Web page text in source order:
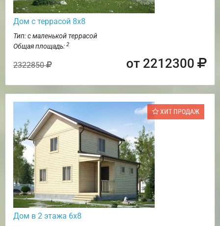
Дом с террасой 8х8
Тип: с маленькой террасой
Общая площадь: 2
2322850 от 2212300
ХИТ ПРОДАЖ
Дом в 2 этажа 6х8